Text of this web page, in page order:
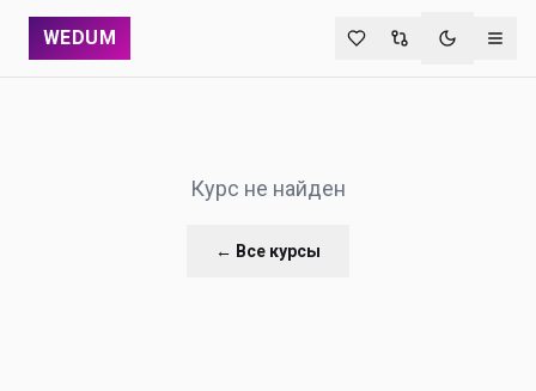
WEDUM
Курс не найден
← Все курсы